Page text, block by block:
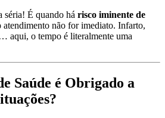
séria! É quando há risco iminente de
atendimento não for imediato. Infarto,
aqui, o tempo é literalmente uma
Saúde é Obrigado a